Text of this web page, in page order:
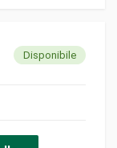
Disponibile